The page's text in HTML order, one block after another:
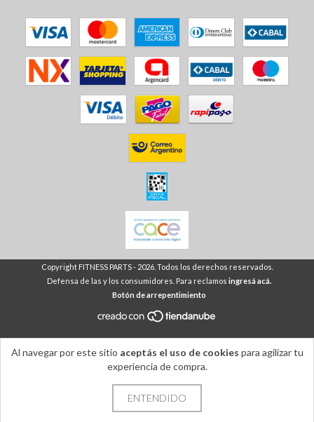
Al navegar por este sitio aceptás el uso de cookies para agilizar tu
experiencia de compra.
ENTENDIDO
Copyright FITNESS PARTS - 2026. Todos los derechos reservados.
Defensa de las y los consumidores. Para reclamos ingresá acá.
Botón de arrepentimiento